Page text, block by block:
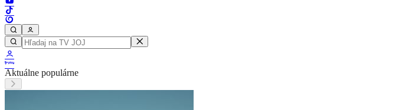
Aktuálne populárne